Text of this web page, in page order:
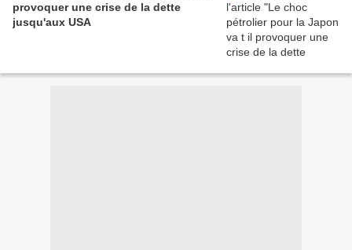
provoquer une crise de la dette
jusqu'aux USA